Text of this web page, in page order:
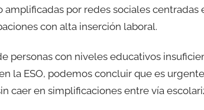
por redes sociales centradas
con alta inserción laboral.
personas con niveles educativos
la ESO, podemos concluir que es
caer en simplificaciones entre vía